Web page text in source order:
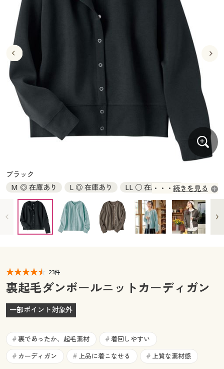
キッチン・雑貨・日用品
家具・収納
寝具・ベッド
カーテン・ラグ・ファブリック
美容・健康通販すべて
美容・健康・サプリメント
制服・スクール
制服・スクールすべて
制服・学生服
ジュニア・ティーンズ下着
大きいサイズ
大きいサイズ通販すべて
大きいサイズ レディース服
大きいサイズ レディース下着
大きいサイズ 事務・制服
バーゲン
バーゲンセール
シークレットセール
詳細検索
商品カテゴリ一覧
カタログ・チラシからのご注文
デジタルカタログ
カタログ無料プレゼント
マイページ
閲覧履歴
お気に入り
サポート
寝具・ベッド
カーテン・ラグ・ファブリック
美容・健康・サプリメント
制服・スクールすべて
制服・学生服
ジュニア・ティーンズ下着
大きいサイズ
大きいサイズ通販すべて
大きいサイズ レディース服
大きいサイズ レディース下着
大きいサイズ メンズ
バーゲン
バーゲンセール
シークレットセール
詳細検索
商品カテゴリ一覧
カタログ
カタログ・チラシからのご注文
カタログ無料プレゼント
会員メニュー
閲覧履歴
ご利用ガイド
ブラック
M ◎ 在庫あり
L ◎ 在庫あり
LL ○ 在庫わずか
3L ◎ 在庫あり
続きを見る
23件
裏起毛ダンボールニットカーディガン
一部ポイント対象外
# 裏であったか、起毛素材 # 着回しやすい
# カーディガン # 上品に着こなせる # 上質な素材感